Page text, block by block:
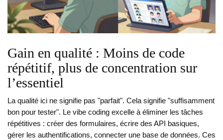
Gain en qualité : Moins de code
répétitif, plus de concentration sur
l’essentiel
La qualité ici ne signifie pas "parfait". Cela signifie "suffisamment
bon pour tester". Le vibe coding excelle à éliminer les tâches
répétitives : créer des formulaires, écrire des API basiques,
gérer les authentifications, connecter une base de données. Ces